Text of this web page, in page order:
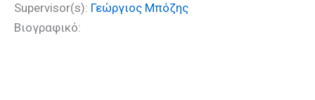
Supervisor(s): Γεώργιος Μπόζης
Βιογραφικό: